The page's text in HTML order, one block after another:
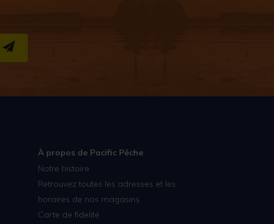
S''INSCRIRE
À propos de Pacific Pêche
Notre histoire
Retrouvez toutes les adresses et les
horaires de nos magasins
Carte de fidelité